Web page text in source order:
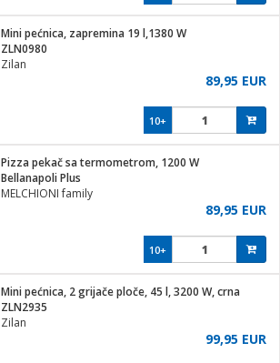
Mini pećnica, zapremina 19 l,1380 W
ZLN0980
Zilan
89,95 EUR
10+
Pizza pekač sa termometrom, 1200 W
Bellanapoli Plus
MELCHIONI family
89,95 EUR
10+
Mini pećnica, 2 grijače ploče, 45 l, 3200 W, crna
ZLN2935
Zilan
99,95 EUR